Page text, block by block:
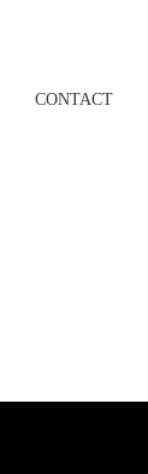
CONTACT